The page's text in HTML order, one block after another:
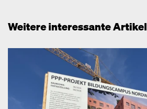
Weitere interessante Artikel